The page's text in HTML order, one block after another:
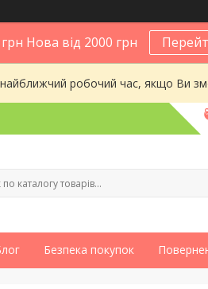
Нова від 2000 грн
робочий час, якщо Ви
Безпека покупок